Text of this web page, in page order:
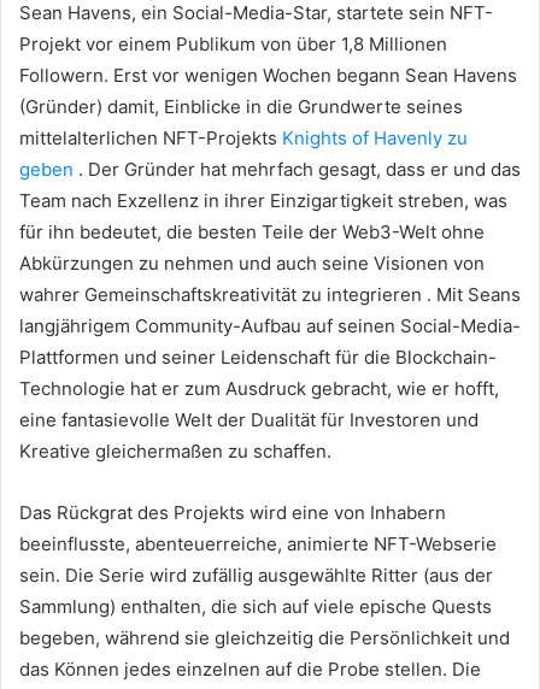
Sean Havens, ein Social-Media-Star, startete sein NFT-
Projekt vor einem Publikum von über 1,8 Millionen
Followern. Erst vor wenigen Wochen begann Sean Havens
(Gründer) damit, Einblicke in die Grundwerte seines
mittelalterlichen NFT-Projekts Knights of Havenly zu
geben . Der Gründer hat mehrfach gesagt, dass er und das
Team nach Exzellenz in ihrer Einzigartigkeit streben, was
für ihn bedeutet, die besten Teile der Web3-Welt ohne
Abkürzungen zu nehmen und auch seine Visionen von
wahrer Gemeinschaftskreativität zu integrieren . Mit Seans
langjährigem Community-Aufbau auf seinen Social-Media-
Plattformen und seiner Leidenschaft für die Blockchain-
Technologie hat er zum Ausdruck gebracht, wie er hofft,
eine fantasievolle Welt der Dualität für Investoren und
Kreative gleichermaßen zu schaffen.
Das Rückgrat des Projekts wird eine von Inhabern
beeinflusste, abenteuerreiche, animierte NFT-Webserie
sein. Die Serie wird zufällig ausgewählte Ritter (aus der
Sammlung) enthalten, die sich auf viele epische Quests
begeben, während sie gleichzeitig die Persönlichkeit und
das Können jedes einzelnen auf die Probe stellen. Die